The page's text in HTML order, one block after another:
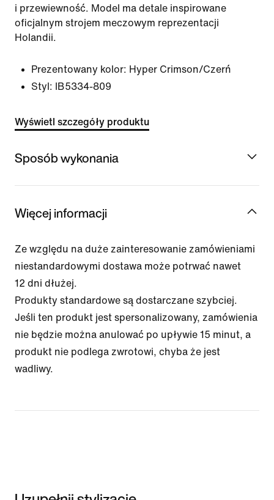
i przewiewność. Model ma detale inspirowane
oficjalnym strojem meczowym reprezentacji
Holandii.
Prezentowany kolor: Hyper Crimson/Czerń
Styl:
IB5334-809
Wyświetl szczegóły produktu
Sposób wykonania
Więcej informacji
Ze względu na duże zainteresowanie zamówieniami
niestandardowymi dostawa może potrwać nawet
12 dni dłużej.
Produkty standardowe są dostarczane szybciej.
Jeśli ten produkt jest spersonalizowany, zamówienia
nie będzie można anulować po upływie 15 minut, a
produkt nie podlega zwrotowi, chyba że jest
wadliwy.